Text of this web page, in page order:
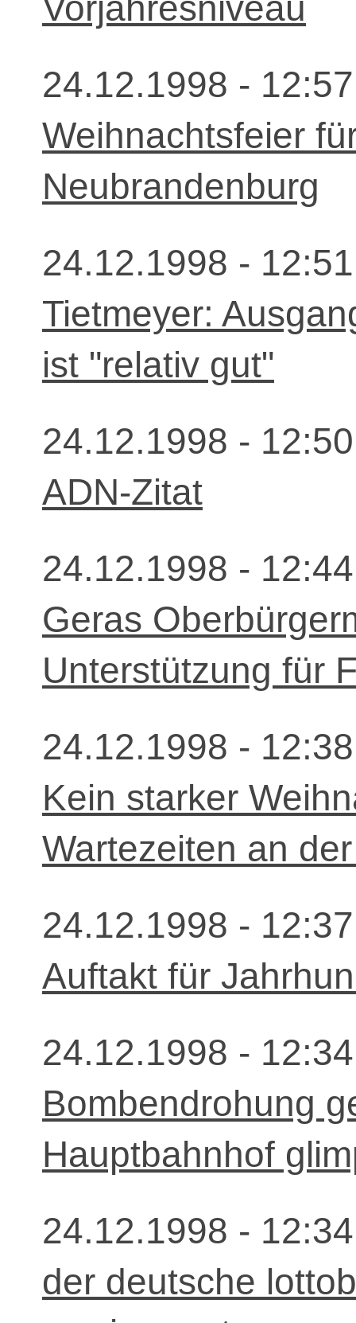
24.12.1998 -
Weihnachtsfeier
Neubrandenburg
24.12.1998 -
Tietmeyer:
ist "relativ gut"
24.12.1998 -
ADN-Zitat
24.12.1998 -
Geras
Unterstützung für
24.12.1998 -
Kein starker
Wartezeiten an
24.12.1998 -
Auftakt für
24.12.1998 -
Bombendrohung
Hauptbahnhof
24.12.1998 -
der deutsche